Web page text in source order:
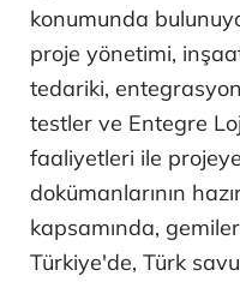
konumunda
proje yönetimi,
tedariki, entegrasyon
testler ve Entegre
faaliyetleri ile
dokümanlarının
kapsamında,
Türkiye'de, Türk